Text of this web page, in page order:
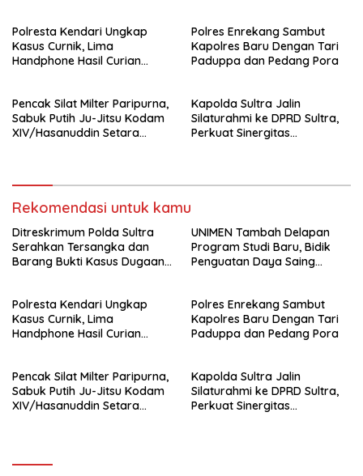
Kejaksaan
Polresta Kendari Ungkap
Kasus Curnik, Lima
Handphone Hasil Curian
Polres Enrekang Sambut
Kapolres Baru Dengan Tari
Paduppa dan Pedang Pora
Pencak Silat Milter Paripurna,
Sabuk Putih Ju-Jitsu Kodam
XIV/Hasanuddin Setara
Kapolda Sultra Jalin
Silaturahmi ke DPRD Sultra,
Perkuat Sinergitas
Rekomendasi untuk kamu
Ditreskrimum Polda Sultra
Serahkan Tersangka dan
Barang Bukti Kasus Dugaan
Kejaksaan
UNIMEN Tambah Delapan
Program Studi Baru, Bidik
Penguatan Daya Saing
Polresta Kendari Ungkap
Kasus Curnik, Lima
Handphone Hasil Curian
Polres Enrekang Sambut
Kapolres Baru Dengan Tari
Paduppa dan Pedang Pora
Pencak Silat Milter Paripurna,
Sabuk Putih Ju-Jitsu Kodam
XIV/Hasanuddin Setara
Kapolda Sultra Jalin
Silaturahmi ke DPRD Sultra,
Perkuat Sinergitas